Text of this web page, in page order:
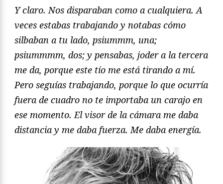
Y claro. Nos disparaban como a cualquiera. A
veces estabas trabajando y notabas cómo
silbaban a tu lado, psiummm, una;
psiummmm, dos; y pensabas, joder a la tercera
me da, porque este tío me está tirando a mí.
Pero seguías trabajando, porque lo que ocurría
fuera de cuadro no te importaba un carajo en
ese momento. El visor de la cámara me daba
distancia y me daba fuerza. Me daba energía.